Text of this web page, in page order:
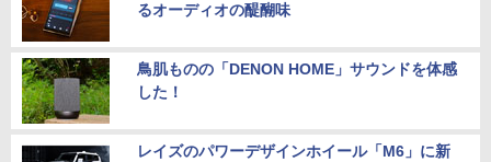
るオーディオの醍醐味
鳥肌ものの「DENON HOME」サウンドを体感
した！
レイズのパワーデザインホイール「M6」に新